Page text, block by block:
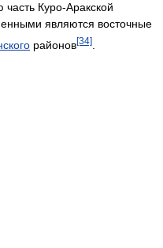
Куро-Аракской
являются восточные
районов[34]